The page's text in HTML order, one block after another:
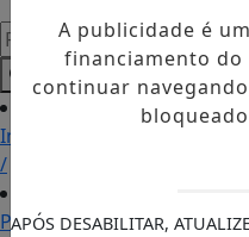
Pesquisar Notícia
Início
/
Podcasts
A publicidade é
financiamento do
continuar
APÓS DESABILITAR,